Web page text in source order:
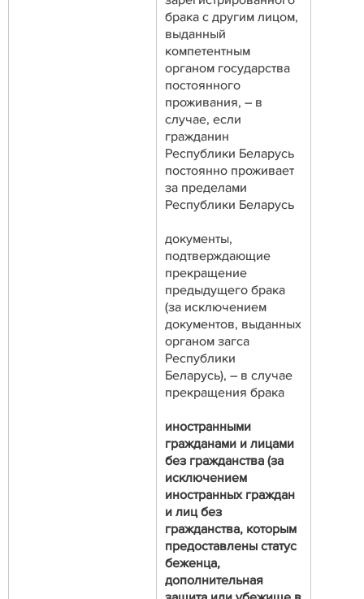
брака с другим лицом,
выданный
компетентным
органом государства
постоянного
проживания, – в
случае, если
гражданин
Республики Беларусь
постоянно проживает
за пределами
Республики Беларусь
документы,
подтверждающие
прекращение
предыдущего брака
(за исключением
документов, выданных
органом загса
Республики
Беларусь), – в случае
прекращения брака
иностранными
гражданами и лицами
без гражданства (за
исключением
иностранных граждан
и лиц без
гражданства, которым
предоставлены статус
беженца,
дополнительная